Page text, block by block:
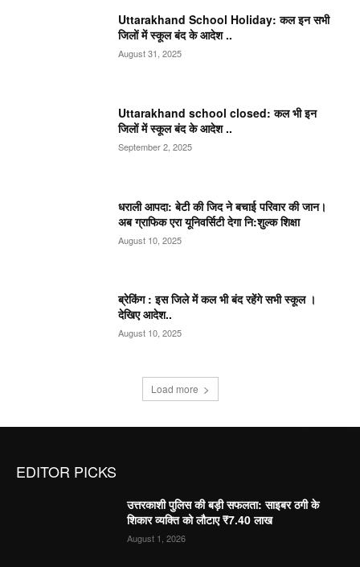
Uttarakhand School Holiday: कल इन सभी
जिलों में स्कूल बंद के आदेश ..
August 31, 2025
Uttarakhand school closed: कल भी इन
जिलों में स्कूल बंद के आदेश ..
September 2, 2025
धराली आपदा: बेटी की जिद ने बचाई परिवार की जान।
अब ग्राफिक एरा यूनिवर्सिटी देगा नि:शुल्क शिक्षा
August 10, 2025
ब्रेकिंग : इस जिले में कल भी बंद रहेंगे सभी स्कूल ।
देखिए आदेश..
August 10, 2025
Load more
EDITOR PICKS
उत्तरकाशी पुलिस की बड़ी सफलता: साइबर ठगी के
शिकार व्यक्ति को लौटाए ₹7.40 लाख
August 1, 2026